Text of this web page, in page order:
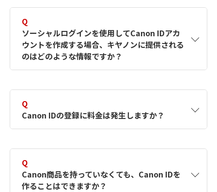
す。詳しい作成方法は【カメラ】Canon IDとは
何ですか？Canon IDの作成方法は？をご確認く
ださい。
Q
ソーシャルログインを使用してCanon IDアカ
ウントを作成する場合、キヤノンに提供される
のはどのような情報ですか？
択したサービスから取得します。アカウントを
簡単に作成できるように、この情報を使用して
Canon IDの登録フォームを入力します。
Q
Canon IDの登録に料金は発生しますか？
Q
Canon商品を持っていなくても、Canon IDを
作ることはできますか？